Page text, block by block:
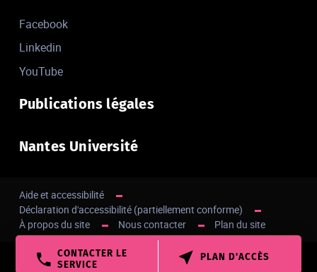
CONTACTER LE
SERVICE
PLAN D'ACCÈS
Facebook
Linkedin
YouTube
Publications légales
Nantes Université
Aide et accessibilité
Déclaration d'accessibilité (partiellement conforme)
À propos du site
Nous contacter Plan du site
Haut de page